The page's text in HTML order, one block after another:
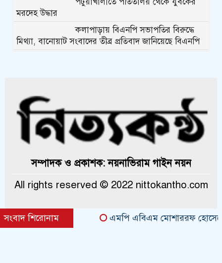
মরদেহ উদ্ধার
কলাপাড়ায় বিএনপি সভাপতির বিরুদ্ধে
মিথ্যা, বানোয়াট সংবাদের তীব্র প্রতিবাদ জানিয়েছে বিএনপি
হামলা, গুরুতর অবস্থায় বরিশালে রেফার
কলাপাড়ায় জমি নিয়ে হয়রানির অভিযোগে
সংবাদ সম্মেলন
২০২৬-২০২৭ কমিটি গঠন
কলাপাড়ায় সত্তোরোর্ধ বৃদ্ধকে হত্যার
দাবিতে মানববন্ধন
সম্পাদক ও প্রকাশক: নয়নাভিরাম গাইন নয়ন
All rights reserved © 2022 nittokantho.com
সংবাদ শিরোনাম এমপি এবিএম মোশাররফ হোসেনের
Theme Created By